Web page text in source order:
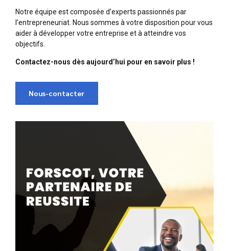
Notre équipe est composée d’experts passionnés par
l’entrepreneuriat. Nous sommes à votre disposition pour vous
aider à développer votre entreprise et à atteindre vos
objectifs.
Contactez-nous dès aujourd’hui pour en savoir plus !
Nous-contacter